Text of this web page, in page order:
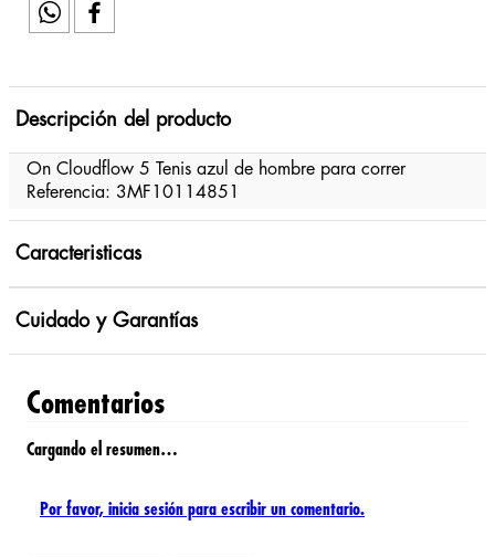
Descripción del producto
On Cloudflow 5 Tenis azul de hombre para correr
Referencia: 3MF10114851
Caracteristicas
Cuidado y Garantías
Comentarios
Cargando el resumen…
Por favor, inicia sesión para escribir un comentario.